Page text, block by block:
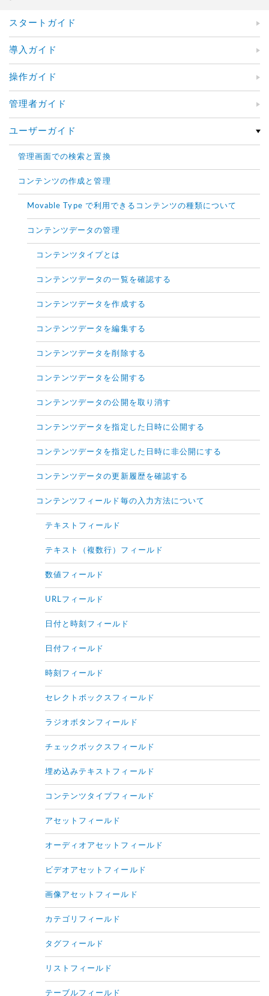
スタートガイド
導入ガイド
操作ガイド
管理者ガイド
ユーザーガイド
管理画面での検索と置換
コンテンツの作成と管理
Movable Type で利用できるコンテンツの種類について
コンテンツデータの管理
コンテンツタイプとは
コンテンツデータの一覧を確認する
コンテンツデータを作成する
コンテンツデータを編集する
コンテンツデータを削除する
コンテンツデータを公開する
コンテンツデータの公開を取り消す
コンテンツデータを指定した日時に公開する
コンテンツデータを指定した日時に非公開にする
コンテンツデータの更新履歴を確認する
コンテンツフィールド毎の入力方法について
テキストフィールド
テキスト（複数行）フィールド
数値フィールド
URLフィールド
日付と時刻フィールド
日付フィールド
時刻フィールド
セレクトボックスフィールド
ラジオボタンフィールド
チェックボックスフィールド
埋め込みテキストフィールド
コンテンツタイプフィールド
アセットフィールド
オーディオアセットフィールド
ビデオアセットフィールド
画像アセットフィールド
カテゴリフィールド
タグフィールド
リストフィールド
テーブルフィールド